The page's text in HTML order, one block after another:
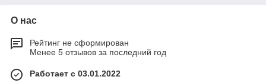
О нас
Рейтинг не сформирован
Менее 5 отзывов за последний год
Работает с 03.01.2022